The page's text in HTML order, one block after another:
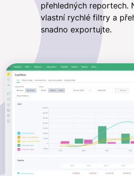
přehledných reportech.
vlastní rychlé filtry a
snadno exportujte.